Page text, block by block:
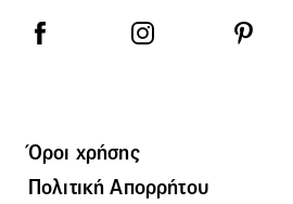
Όροι χρήσης
Πολιτική Απορρήτου